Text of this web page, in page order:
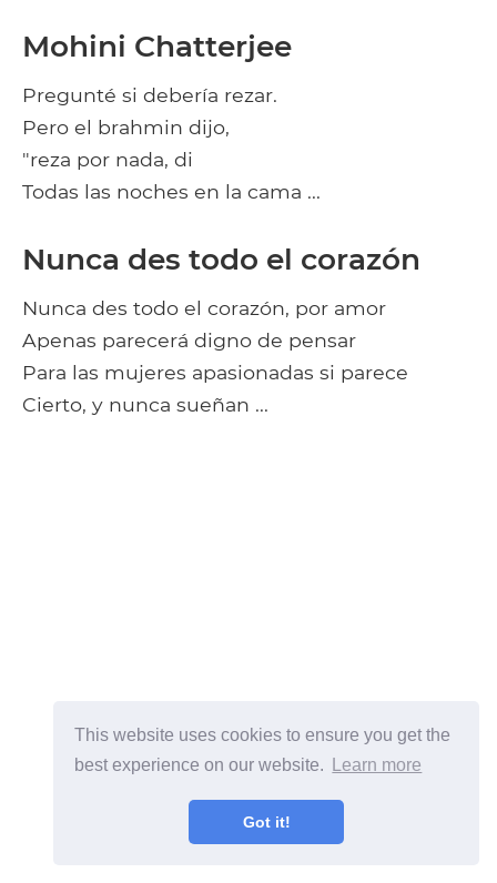
This website uses cookies to ensure you get the
best experience on our website.
Learn more
Got it!
Mohini Chatterjee
Pregunté si debería rezar.
Pero el brahmin dijo,
"reza por nada, di
Todas las noches en la cama ...
Nunca des todo el corazón
Nunca des todo el corazón, por amor
Apenas parecerá digno de pensar
Para las mujeres apasionadas si parece
Cierto, y nunca sueñan ...
ad